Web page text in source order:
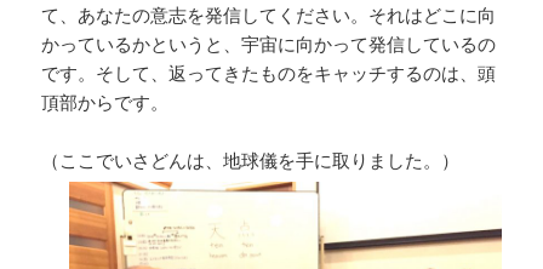
て、あなたの意志を発信してください。それはどこに向
かっているかというと、宇宙に向かって発信しているの
です。そして、返ってきたものをキャッチするのは、頭
頂部からです。
（ここでいさどんは、地球儀を手に取りました。）